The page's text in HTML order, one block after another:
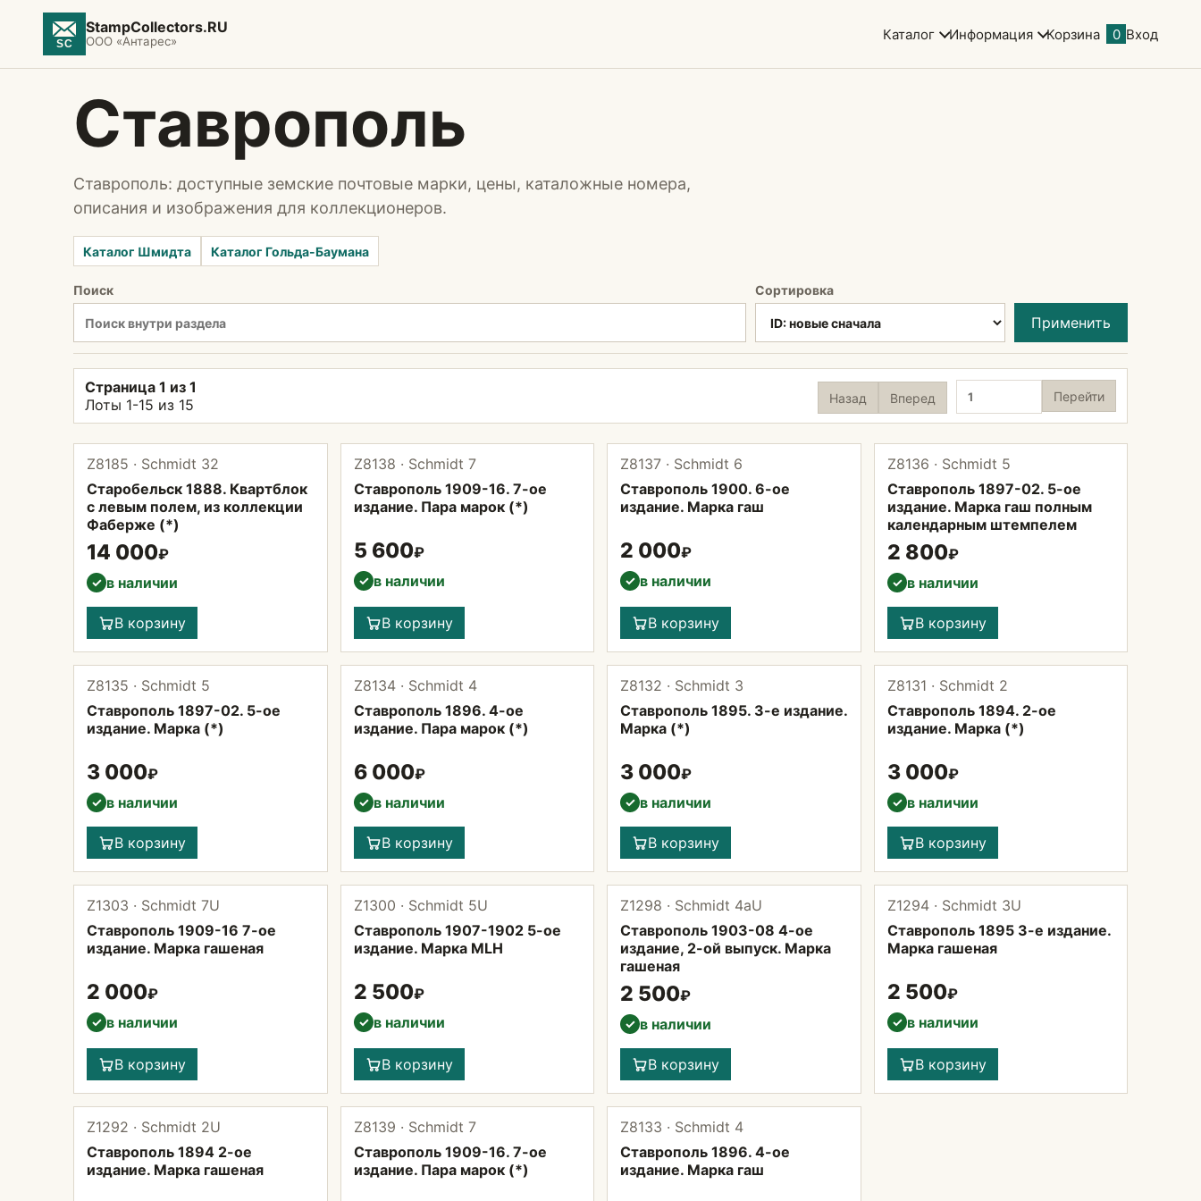
StampCollectors.RU
ООО «Антарес» Каталог Информация Корзина 0 Вход
Ставрополь
Ставрополь: доступные земские почтовые марки, цены, каталожные номера,
описания и изображения для коллекционеров.
Каталог Шмидта Каталог Гольда-Баумана
Поиск Сортировка
Применить
Страница 1 из 1
Лоты 1-15 из 15
Назад Вперед Перейти
Z8185 · Schmidt 32
Старобельск 1888. Квартблок
с левым полем, из коллекции
Фаберже (*)
14 000₽
✓ в наличии
В корзину
Z8138 · Schmidt 7
Ставрополь 1909-16. 7-ое
издание. Пара марок (*)
5 600₽
✓ в наличии
В корзину
Z8137 · Schmidt 6
Ставрополь 1900. 6-ое
издание. Марка гаш
2 000₽
✓ в наличии
В корзину
Z8136 · Schmidt 5
Ставрополь 1897-02. 5-ое
издание. Марка гаш полным
календарным штемпелем
2 800₽
✓ в наличии
В корзину
Z8135 · Schmidt 5
Ставрополь 1897-02. 5-ое
издание. Марка (*)
3 000₽
✓ в наличии
В корзину
Z8134 · Schmidt 4
Ставрополь 1896. 4-ое
издание. Пара марок (*)
6 000₽
✓ в наличии
В корзину
Z8132 · Schmidt 3
Ставрополь 1895. 3-е издание.
Марка (*)
3 000₽
✓ в наличии
В корзину
Z8131 · Schmidt 2
Ставрополь 1894. 2-ое
издание. Марка (*)
3 000₽
✓ в наличии
В корзину
Z1303 · Schmidt 7U
Ставрополь 1909-16 7-ое
издание. Марка гашеная
2 000₽
✓ в наличии
В корзину
Z1300 · Schmidt 5U
Ставрополь 1907-1902 5-ое
издание. Марка MLH
2 500₽
✓ в наличии
В корзину
Z1298 · Schmidt 4aU
Ставрополь 1903-08 4-ое
издание, 2-ой выпуск. Марка
гашеная
2 500₽
✓ в наличии
В корзину
Z1294 · Schmidt 3U
Ставрополь 1895 3-е издание.
Марка гашеная
2 500₽
✓ в наличии
В корзину
Z1292 · Schmidt 2U
Ставрополь 1894 2-ое
издание. Марка гашеная
Z8139 · Schmidt 7
Ставрополь 1909-16. 7-ое
издание. Пара марок (*)
Z8133 · Schmidt 4
Ставрополь 1896. 4-ое
издание. Марка гаш